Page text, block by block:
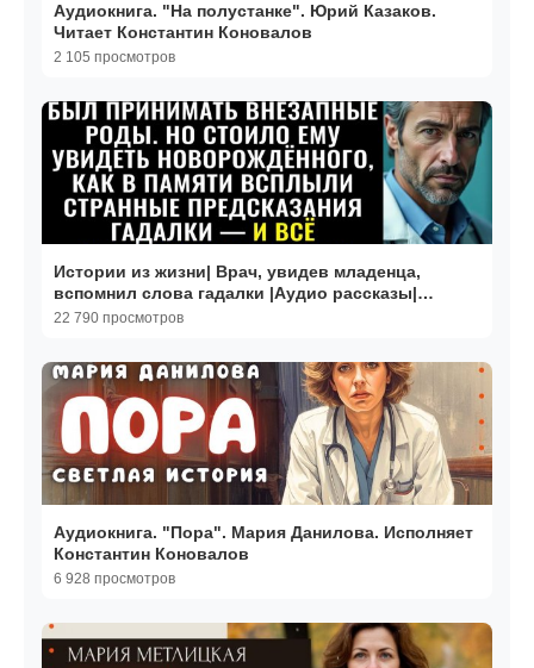
Аудиокнига. "На полустанке". Юрий Казаков.
Читает Константин Коновалов
2 105 просмотров
Истории из жизни| Врач, увидев младенца,
вспомнил слова гадалки |Аудио рассказы|
Жизненные истории
22 790 просмотров
Аудиокнига. "Пора". Мария Данилова. Исполняет
Константин Коновалов
6 928 просмотров